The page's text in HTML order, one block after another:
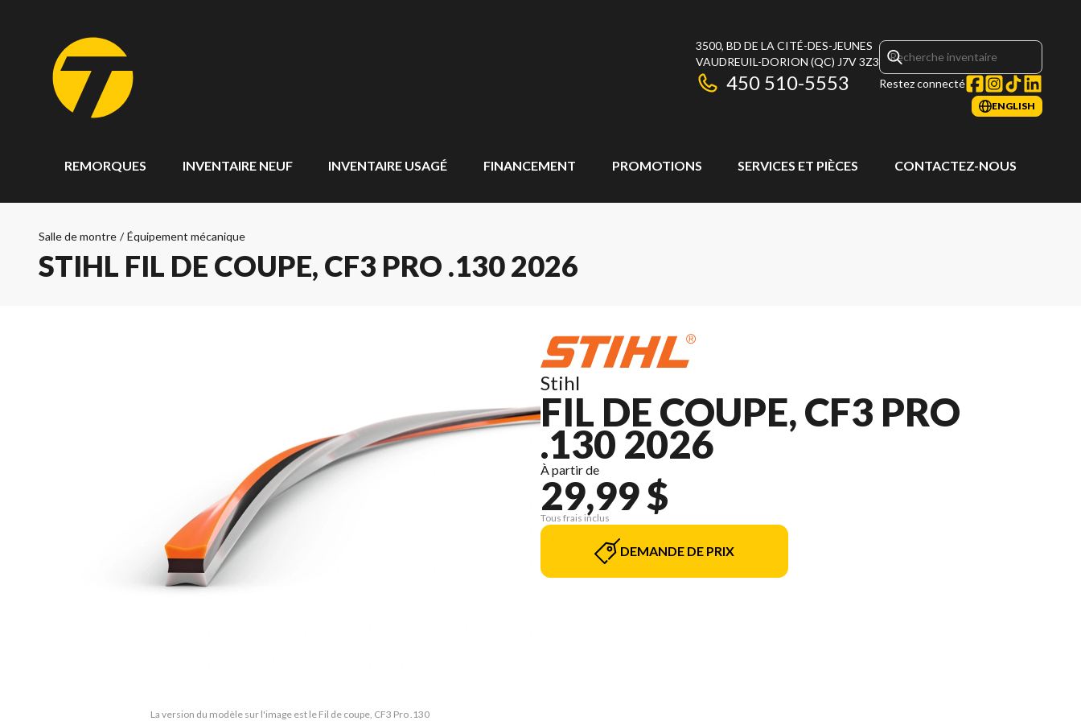
3500, BD DE LA CITÉ-DES-JEUNES
VAUDREUIL-DORION (QC) J7V 3Z3
450 510-5553 Restez connecté
ENGLISH
REMORQUES INVENTAIRE NEUF INVENTAIRE USAGÉ FINANCEMENT PROMOTIONS SERVICES ET PIÈCES CONTACTEZ-NOUS
Salle de montre / Équipement mécanique
STIHL FIL DE COUPE, CF3 PRO .130 2026
La version du modèle sur l'image est le Fil de coupe, CF3 Pro .130
Stihl
FIL DE COUPE, CF3 PRO
.130 2026
À partir de
29,99 $
Tous frais inclus
DEMANDE DE PRIX